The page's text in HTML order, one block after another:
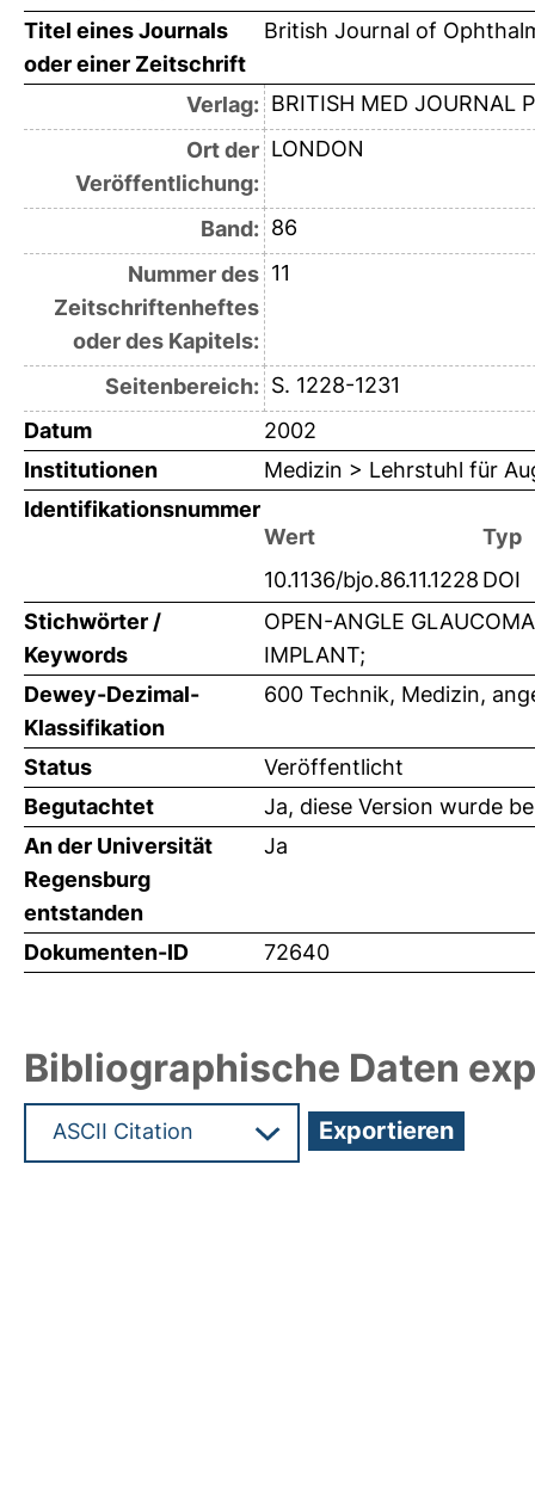
Titel eines Journals
oder einer Zeitschrift
British Journal of
Verlag: BRITISH MED JOURNAL
Ort der
Veröffentlichung:
LONDON
Band: 86
Nummer des
Zeitschriftenheftes
oder des Kapitels:
11
Seitenbereich: S. 1228-1231
Datum
2002
Institutionen
Medizin > Lehrstuhl für
Identifikationsnummer
Wert
Typ
10.1136/bjo.86.11.1228 DOI
Stichwörter /
Keywords
OPEN-ANGLE
IMPLANT;
Dewey-Dezimal-
Klassifikation
600 Technik, Medizin,
Status
Veröffentlicht
Begutachtet
Ja, diese Version wurde
An der Universität
Regensburg
entstanden
Ja
Dokumenten-ID 72640
Bibliographische Daten